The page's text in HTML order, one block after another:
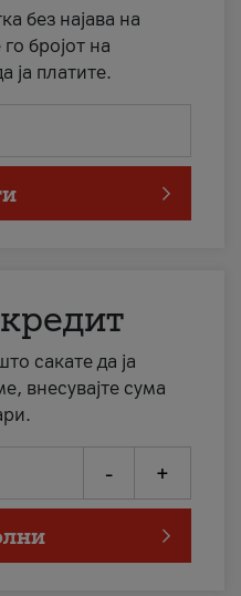
без најава на
бројот на
ја платите.
сакате да ја
внесувајте сума
- +